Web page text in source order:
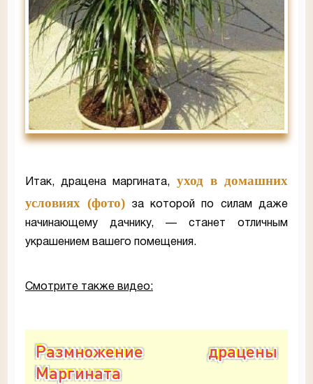
Итак, драцена маргината, уход в домашних
условиях (фото) за которой по силам даже
начинающему дачнику, — станет отличным
украшением вашего помещения.
Смотрите также видео:
Размножение драцены
Маргината